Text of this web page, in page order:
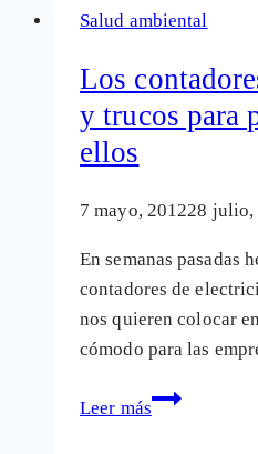
la
y
masivo
estudio
de
impacto
Salud ambiental
Los
y trucos para
ellos
7 mayo, 201228 julio,
En semanas pasadas
contadores de
nos quieren colocar
cómodo para las
Leer más
Los